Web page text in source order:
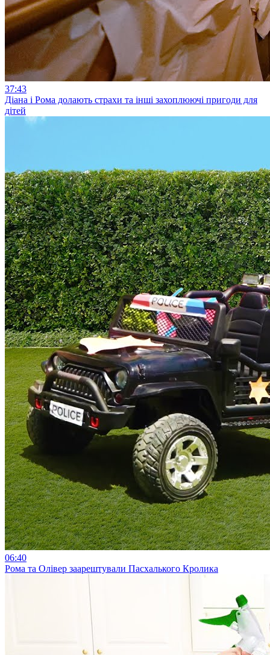
37:43
Діана і Рома долають страхи та інші захоплюючі пригоди для
дітей
06:40
Рома та Олівер заарештували Пасхалького Кролика